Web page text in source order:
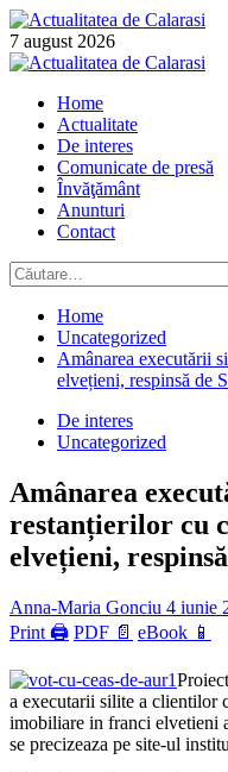
Skip
to
content
7 august 2026
Primary
Home
Actualitate
De interes
Comunicate de presă
Învăţământ
Anunturi
Contact
Caută
după:
Home
Uncategorized
Amânarea executării
elvețieni, respinsă de
De interes
Uncategorized
Amânarea
restanțierilor cu
elvețieni,
Anna-Maria Gonciu 4 iunie
Print 🖨 PDF 📄 eBook 📱
a executarii silite a clientilor
imobiliare in franci elvetieni
se precizeaza pe site-ul